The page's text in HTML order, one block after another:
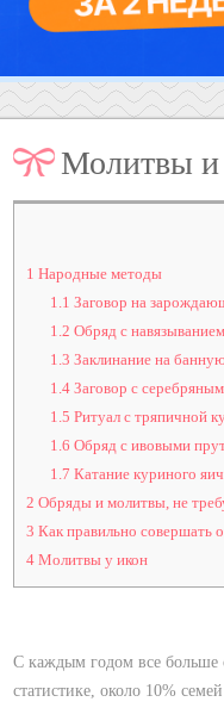
Молитвы и
1 Народные методы
1.1 Заговор на
1.2 Обряд с
1.3 Заклинание на
1.4Заговор с
1.5 Ритуал с тряпичной
1.6 Обряд с ивовыми
1.7 Катание куриного
2 Обряды и молитвы, не
3 Как правильно совершать
4 Молитвы у икон
С каждым годом все больше
статистике, около 10%